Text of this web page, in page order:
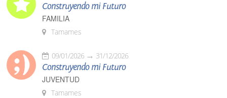
Construyendo mi Futuro
FAMILIA
Tamames
09/01/2026 31/12/2026
Construyendo mi Futuro
JUVENTUD
Tamames